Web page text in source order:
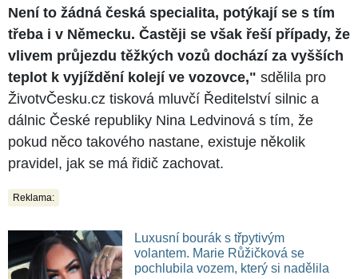
Není to žádná česká specialita, potýkají se s tím
třeba i v Německu. Častěji se však řeší případy, že
vlivem průjezdu těžkých vozů dochází za vyšších
teplot k vyjíždění kolejí ve vozovce," sdělila pro
ŽivotvČesku.cz tisková mluvčí Ředitelství silnic a
dálnic České republiky Nina Ledvinová s tím, že
pokud něco takového nastane, existuje několik
pravidel, jak se má řidič zachovat.
Reklama:
Luxusní bourák s třpytivým
volantem. Marie Růžičková se
pochlubila vozem, který si nadělila